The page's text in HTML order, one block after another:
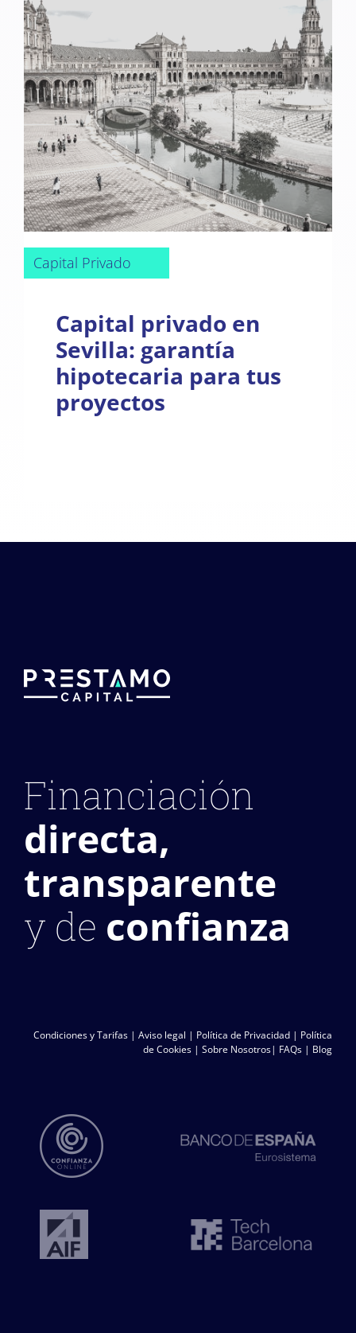
Capital Privado
Capital privado en
Sevilla: garantía
hipotecaria para tus
proyectos
Financiación
directa,
transparente
y de confianza
Condiciones y Tarifas |Aviso legal | Política de Privacidad | Política
de Cookies |Sobre Nosotros| FAQs | Blog